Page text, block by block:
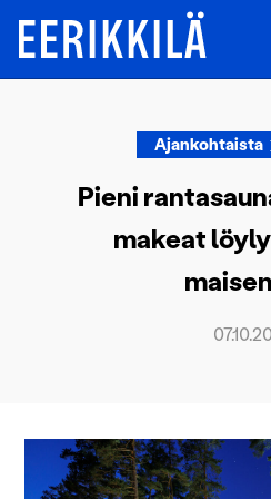
Ajankohtaista
Pieni
makeat